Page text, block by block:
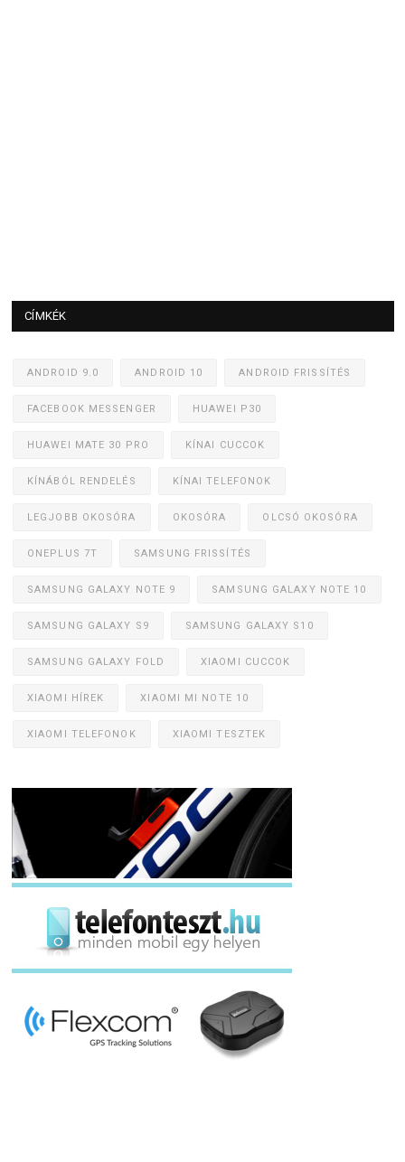
CÍMKÉK
ANDROID 9.0 ANDROID 10 ANDROID FRISSÍTÉS
FACEBOOK MESSENGER HUAWEI P30
HUAWEI MATE 30 PRO KÍNAI CUCCOK
KÍNÁBÓL RENDELÉS KÍNAI TELEFONOK
LEGJOBB OKOSÓRA OKOSÓRA OLCSÓ OKOSÓRA
ONEPLUS 7T SAMSUNG FRISSÍTÉS
SAMSUNG GALAXY NOTE 9 SAMSUNG GALAXY NOTE 10
SAMSUNG GALAXY S9 SAMSUNG GALAXY S10
SAMSUNG GALAXY FOLD XIAOMI CUCCOK
XIAOMI HÍREK XIAOMI MI NOTE 10
XIAOMI TELEFONOK XIAOMI TESZTEK